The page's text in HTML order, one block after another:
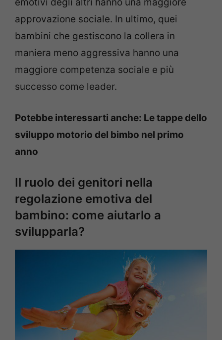
emotivi degli altri hanno una maggiore
approvazione sociale. In ultimo, quei
bambini che gestiscono la collera in
maniera meno aggressiva hanno una
maggiore competenza sociale e più
successo come leader.
Potebbe interessarti anche: Le tappe dello
sviluppo motorio del bimbo nel primo
anno
Il ruolo dei genitori nella
regolazione emotiva del
bambino: come aiutarlo a
svilupparla?